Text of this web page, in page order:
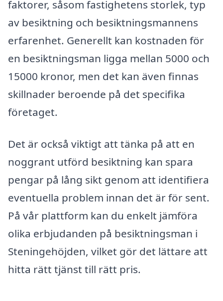
faktorer, såsom fastighetens storlek, typ
av besiktning och besiktningsmannens
erfarenhet. Generellt kan kostnaden för
en besiktningsman ligga mellan 5000 och
15000 kronor, men det kan även finnas
skillnader beroende på det specifika
företaget.
Det är också viktigt att tänka på att en
noggrant utförd besiktning kan spara
pengar på lång sikt genom att identifiera
eventuella problem innan det är för sent.
På vår plattform kan du enkelt jämföra
olika erbjudanden på besiktningsman i
Steningehöjden, vilket gör det lättare att
hitta rätt tjänst till rätt pris.